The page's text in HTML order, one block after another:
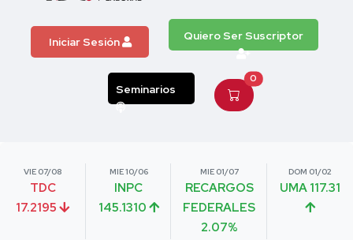
Iniciar Sesión Quiero Ser Suscriptor
Seminarios
0
VIE 07/08
TDC
17.2195
MIE 10/06
INPC
145.1310
MIE 01/07
RECARGOS
FEDERALES
2.07%
DOM 01/02
UMA 117.31